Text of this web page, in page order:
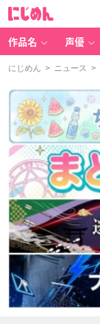
作品名 声優
にじめん > ニュース >